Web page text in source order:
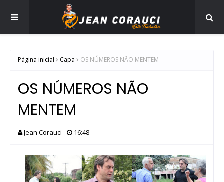
Página inicial Capa OS NÚMEROS NÃO MENTEM
OS NÚMEROS NÃO
MENTEM
Jean Corauci 16:48